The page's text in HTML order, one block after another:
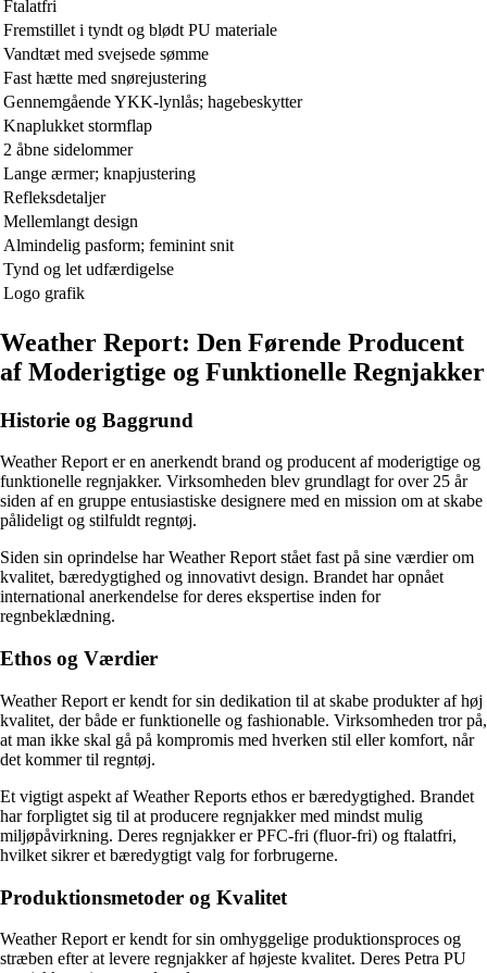
Ftalatfri
Fremstillet i tyndt og blødt PU materiale
Vandtæt med svejsede sømme
Fast hætte med snørejustering
Gennemgående YKK-lynlås; hagebeskytter
Knaplukket stormflap
2 åbne sidelommer
Lange ærmer; knapjustering
Refleksdetaljer
Mellemlangt design
Almindelig pasform; feminint snit
Tynd og let udfærdigelse
Logo grafik
Weather Report: Den Førende Producent
af Moderigtige og Funktionelle Regnjakker
Historie og Baggrund
Weather Report er en anerkendt brand og producent af moderigtige og
funktionelle regnjakker. Virksomheden blev grundlagt for over 25 år
siden af en gruppe entusiastiske designere med en mission om at skabe
pålideligt og stilfuldt regntøj.
Siden sin oprindelse har Weather Report stået fast på sine værdier om
kvalitet, bæredygtighed og innovativt design. Brandet har opnået
international anerkendelse for deres ekspertise inden for
regnbeklædning.
Ethos og Værdier
Weather Report er kendt for sin dedikation til at skabe produkter af høj
kvalitet, der både er funktionelle og fashionable. Virksomheden tror på,
at man ikke skal gå på kompromis med hverken stil eller komfort, når
det kommer til regntøj.
Et vigtigt aspekt af Weather Reports ethos er bæredygtighed. Brandet
har forpligtet sig til at producere regnjakker med mindst mulig
miljøpåvirkning. Deres regnjakker er PFC-fri (fluor-fri) og ftalatfri,
hvilket sikrer et bæredygtigt valg for forbrugerne.
Produktionsmetoder og Kvalitet
Weather Report er kendt for sin omhyggelige produktionsproces og
stræben efter at levere regnjakker af højeste kvalitet. Deres Petra PU